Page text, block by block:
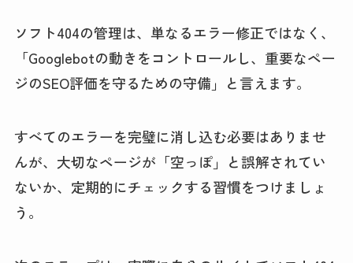
ソフト404の管理は、単なるエラー修正ではなく、
「Googlebotの動きをコントロールし、重要なペー
ジのSEO評価を守るための守備」と言えます。
すべてのエラーを完璧に消し込む必要はありませ
んが、大切なページが「空っぽ」と誤解されてい
ないか、定期的にチェックする習慣をつけましょ
う。